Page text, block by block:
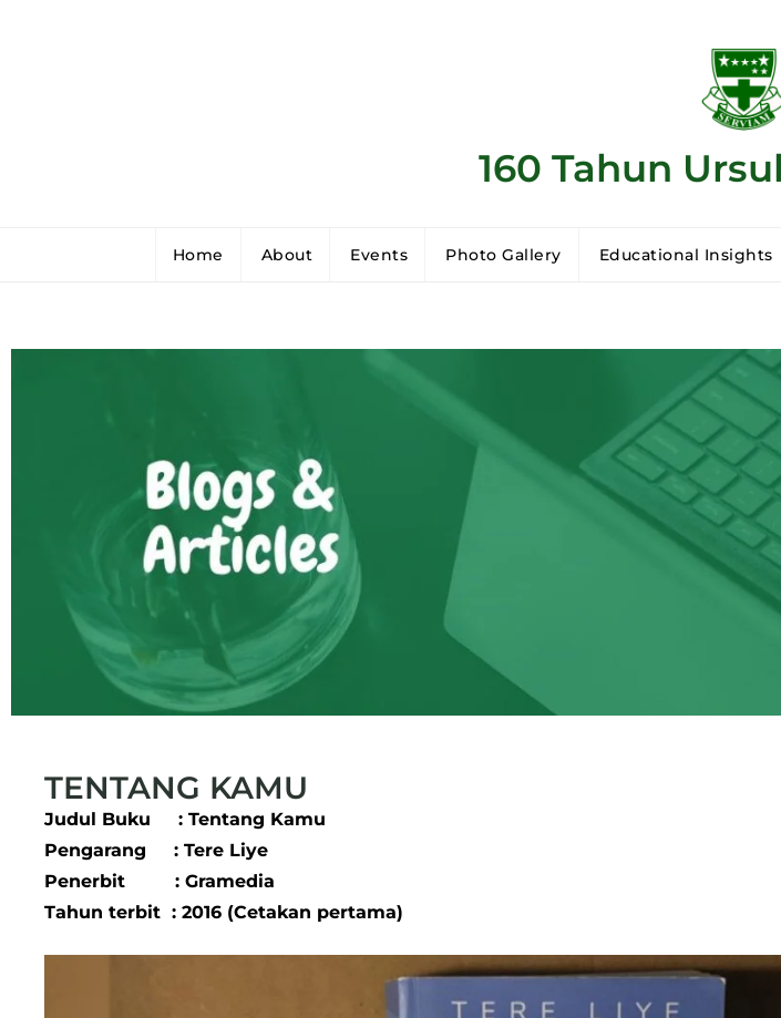
160 Tahun
Home About Events Photo Gallery Educational Insights
TENTANG KAMU
Judul Buku : Tentang Kamu
Pengarang : Tere Liye
Penerbit : Gramedia
Tahun terbit : 2016 (Cetakan pertama)